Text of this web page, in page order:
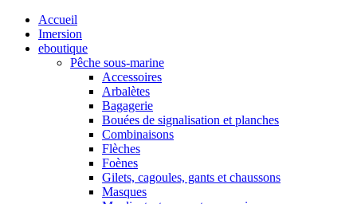
Accueil
Imersion
eboutique
Pêche sous-marine
Accessoires
Arbalètes
Bagagerie
Bouées de signalisation et planches
Combinaisons
Flèches
Foènes
Gilets, cagoules, gants et chaussons
Masques